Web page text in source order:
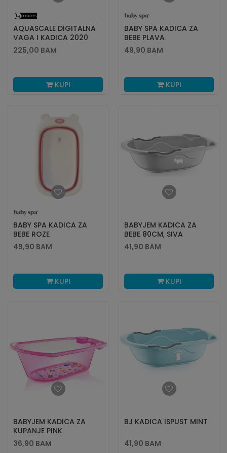
AQUASCALE DIGITALNA
VAGA I KADICA 2020
225,00 BAM
KUPI
BABY SPA KADICA ZA
BEBE PLAVA
49,90 BAM
KUPI
BABY SPA KADICA ZA
BEBE ROZE
49,90 BAM
KUPI
BABYJEM KADICA ZA
BEBE 80CM, SIVA
41,90 BAM
KUPI
BABYJEM KADICA ZA
KUPANJE PINK
36,90 BAM
BJ KADICA ISPUST MINT
41,90 BAM